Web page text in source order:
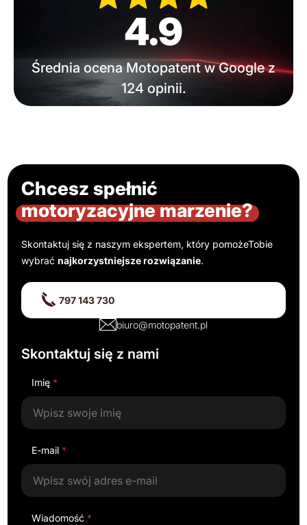
4.9
Średnia ocena Motopatent w Google z
124 opinii.
Chcesz spełnić
motoryzacyjne marzenie?
Skontaktuj się z naszym ekspertem, który pomożeTobie
wybraćnajkorzystniejsze rozwiązanie.
797 143 730
biuro@motopatent.pl
Skontaktuj się z nami
Imię *
E-mail *
Wiadomość *